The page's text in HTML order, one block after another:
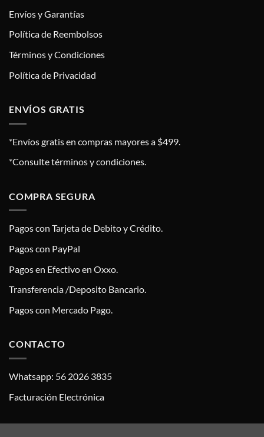
Envíos y Garantías
Política de Reembolsos
Términos y Condiciones
Política de Privacidad
ENVÍOS GRATIS
*Envíos gratis en compras mayores a $499.
*Consulte términos y condiciones.
COMPRA SEGURA
Pagos con Tarjeta de Debito y Crédito.
Pagos con PayPal
Pagos en Efectivo en Oxxo.
Transferencia /Deposito Bancario.
Pagos con Mercado Pago.
CONTACTO
Whatsapp: 56 2026 3835
Facturación Electrónica